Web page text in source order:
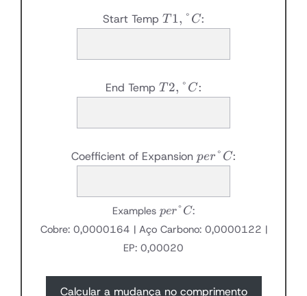
Start Temp T1,
°C
T 1, ° C:
End TempT2,
°C
T 2, ° C:
Coefficient of Expansion per
°C
per ° C:
Examples per
°C
per°C:
Cobre: ​​0,0000164 | Aço Carbono: 0,0000122 |
EP: 0,00020
Calcular a mudança no comprimento